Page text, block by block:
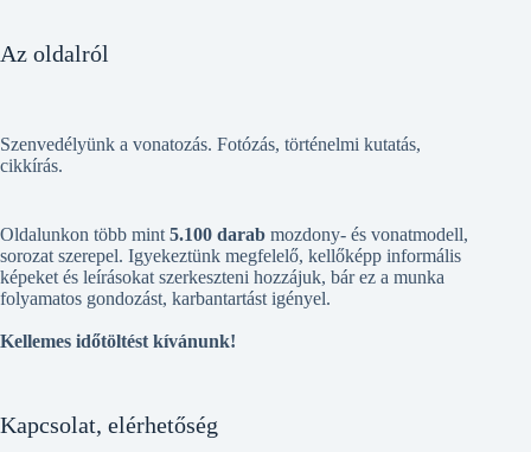
Az oldalról
Szenvedélyünk a vonatozás. Fotózás, történelmi kutatás,
cikkírás.
Oldalunkon több mint 5.100 darab mozdony- és vonatmodell,
sorozat szerepel. Igyekeztünk megfelelő, kellőképp informális
képeket és leírásokat szerkeszteni hozzájuk, bár ez a munka
folyamatos gondozást, karbantartást igényel.
Kellemes időtöltést kívánunk!
Kapcsolat, elérhetőség